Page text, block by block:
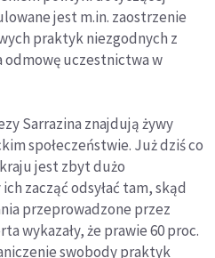
jest m.in. zaostrzenie
praktyk niezgodnych z
odmowę uczestnictwa w
Sarrazina znajdują żywy
społeczeństwie. Już dziś co
jest zbyt dużo
zacząć odsyłać tam, skąd
przeprowadzone przez
wykazały, że prawie 60 proc.
swobody praktyk